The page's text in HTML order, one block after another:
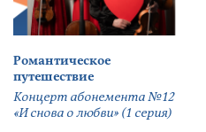
Романтическое
путешествие
Концерт абонемента №12
«И снова о любви» (1 серия)